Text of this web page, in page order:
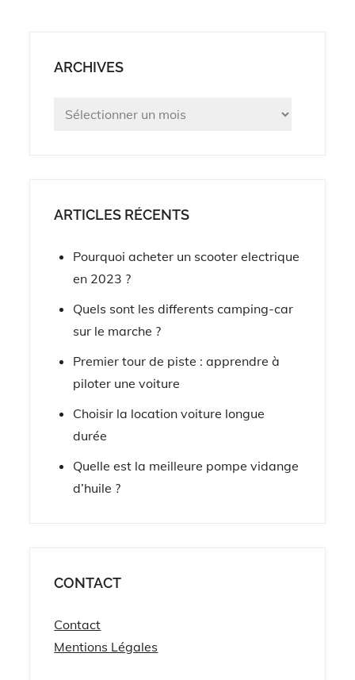
ARCHIVES
Archives
ARTICLES RÉCENTS
Pourquoi acheter un scooter electrique
en 2023 ?
Quels sont les differents camping-car
sur le marche ?
Premier tour de piste : apprendre à
piloter une voiture
Choisir la location voiture longue
durée
Quelle est la meilleure pompe vidange
d’huile ?
CONTACT
Contact
Mentions Légales